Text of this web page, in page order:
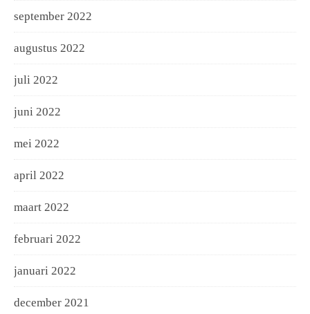
september 2022
augustus 2022
juli 2022
juni 2022
mei 2022
april 2022
maart 2022
februari 2022
januari 2022
december 2021